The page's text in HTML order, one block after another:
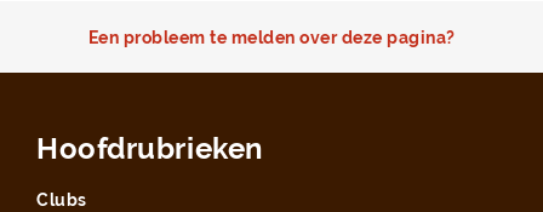
Een probleem te melden over deze pagina?
Hoofdrubrieken
Clubs